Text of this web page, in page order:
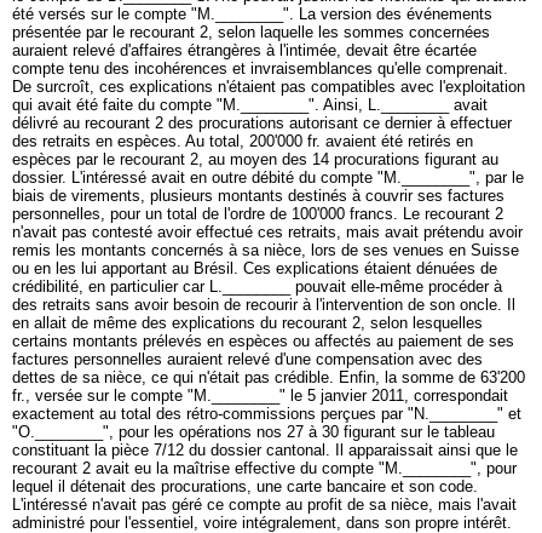
été versés sur le compte "M.________". La version des événements
présentée par le recourant 2, selon laquelle les sommes concernées
auraient relevé d'affaires étrangères à l'intimée, devait être écartée
compte tenu des incohérences et invraisemblances qu'elle comprenait.
De surcroît, ces explications n'étaient pas compatibles avec l'exploitation
qui avait été faite du compte "M.________". Ainsi, L.________ avait
délivré au recourant 2 des procurations autorisant ce dernier à effectuer
des retraits en espèces. Au total, 200'000 fr. avaient été retirés en
espèces par le recourant 2, au moyen des 14 procurations figurant au
dossier. L'intéressé avait en outre débité du compte "M.________", par le
biais de virements, plusieurs montants destinés à couvrir ses factures
personnelles, pour un total de l'ordre de 100'000 francs. Le recourant 2
n'avait pas contesté avoir effectué ces retraits, mais avait prétendu avoir
remis les montants concernés à sa nièce, lors de ses venues en Suisse
ou en les lui apportant au Brésil. Ces explications étaient dénuées de
crédibilité, en particulier car L.________ pouvait elle-même procéder à
des retraits sans avoir besoin de recourir à l'intervention de son oncle. Il
en allait de même des explications du recourant 2, selon lesquelles
certains montants prélevés en espèces ou affectés au paiement de ses
factures personnelles auraient relevé d'une compensation avec des
dettes de sa nièce, ce qui n'était pas crédible. Enfin, la somme de 63'200
fr., versée sur le compte "M.________" le 5 janvier 2011, correspondait
exactement au total des rétro-commissions perçues par "N.________" et
"O.________", pour les opérations nos 27 à 30 figurant sur le tableau
constituant la pièce 7/12 du dossier cantonal. Il apparaissait ainsi que le
recourant 2 avait eu la maîtrise effective du compte "M.________", pour
lequel il détenait des procurations, une carte bancaire et son code.
L'intéressé n'avait pas géré ce compte au profit de sa nièce, mais l'avait
administré pour l'essentiel, voire intégralement, dans son propre intérêt.